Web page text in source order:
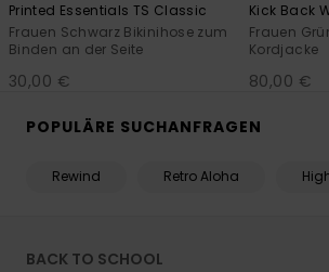
Printed Essentials TS Classic
Frauen Schwarz Bikinihose zum
Binden an der Seite
30,00 €
Kick Back
Frauen
Kordjacke
80,00 €
POPULÄRE SUCHANFRAGEN
Rewind Retro Aloha
BACK TO SCHOOL